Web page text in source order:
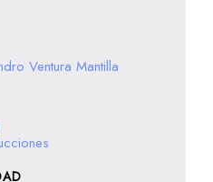
Ventura Mantilla